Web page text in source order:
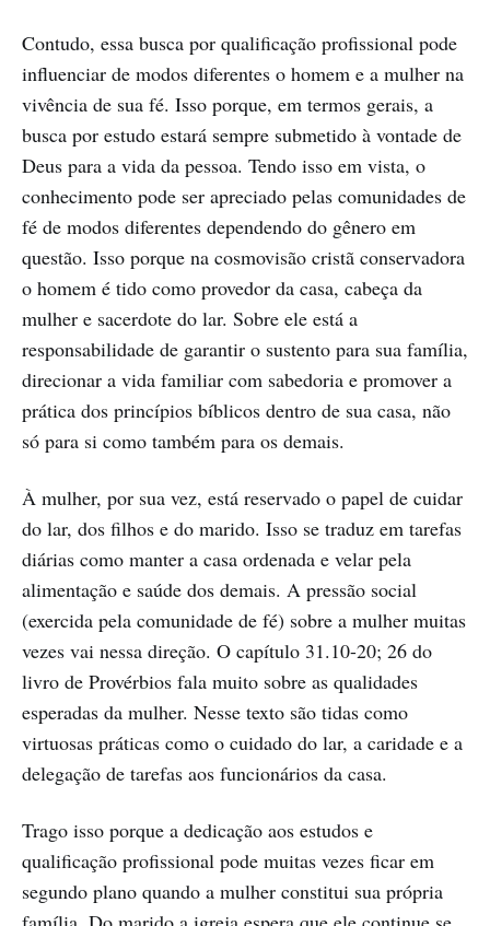
Contudo, essa busca por qualificação profissional pode
influenciar de modos diferentes o homem e a mulher na
vivência de sua fé. Isso porque, em termos gerais, a
busca por estudo estará sempre submetido à vontade de
Deus para a vida da pessoa. Tendo isso em vista, o
conhecimento pode ser apreciado pelas comunidades de
fé de modos diferentes dependendo do gênero em
questão. Isso porque na cosmovisão cristã conservadora
o homem é tido como provedor da casa, cabeça da
mulher e sacerdote do lar. Sobre ele está a
responsabilidade de garantir o sustento para sua família,
direcionar a vida familiar com sabedoria e promover a
prática dos princípios bíblicos dentro de sua casa, não
só para si como também para os demais.
À mulher, por sua vez, está reservado o papel de cuidar
do lar, dos filhos e do marido. Isso se traduz em tarefas
diárias como manter a casa ordenada e velar pela
alimentação e saúde dos demais. A pressão social
(exercida pela comunidade de fé) sobre a mulher muitas
vezes vai nessa direção. O capítulo 31.10-20; 26 do
livro de Provérbios fala muito sobre as qualidades
esperadas da mulher. Nesse texto são tidas como
virtuosas práticas como o cuidado do lar, a caridade e a
delegação de tarefas aos funcionários da casa.
Trago isso porque a dedicação aos estudos e
qualificação profissional pode muitas vezes ficar em
segundo plano quando a mulher constitui sua própria